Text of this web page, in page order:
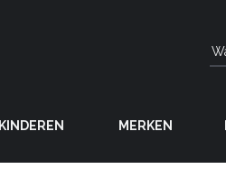
KINDEREN MERKEN